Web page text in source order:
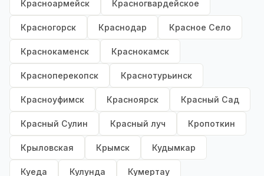
Красноармейск Красногвардейское
Красногорск Краснодар Красное Село
Краснокаменск Краснокамск
Красноперекопск Краснотурьинск
Красноуфимск Красноярск Красный Сад
Красный Сулин Красный луч Кропоткин
Крыловская Крымск Кудымкар
Куеда Кулунда Кумертау